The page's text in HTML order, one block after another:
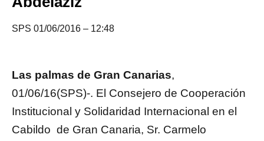
SPS 01/06/2016 – 12:48
Las palmas de Gran Canarias,
01/06/16(SPS)-. El Consejero de Cooperación
Institucional y Solidaridad Internacional en el
Cabildo de Gran Canaria, Sr. Carmelo